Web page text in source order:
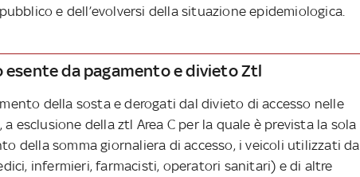
e dell’evolversi della situazione epidemiologica.
esente da pagamento e divieto Ztl
della sosta e derogati dal divieto di accesso nelle
esclusione della ztl Area C per la quale è prevista la sola
della somma giornaliera di accesso, i veicoli utilizzati da
infermieri, farmacisti, operatori sanitari) e di altre